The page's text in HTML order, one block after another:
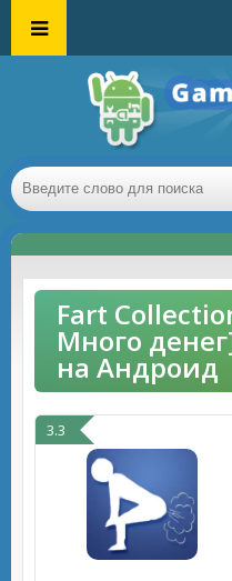
Fart
Много
на Андроид
3.3